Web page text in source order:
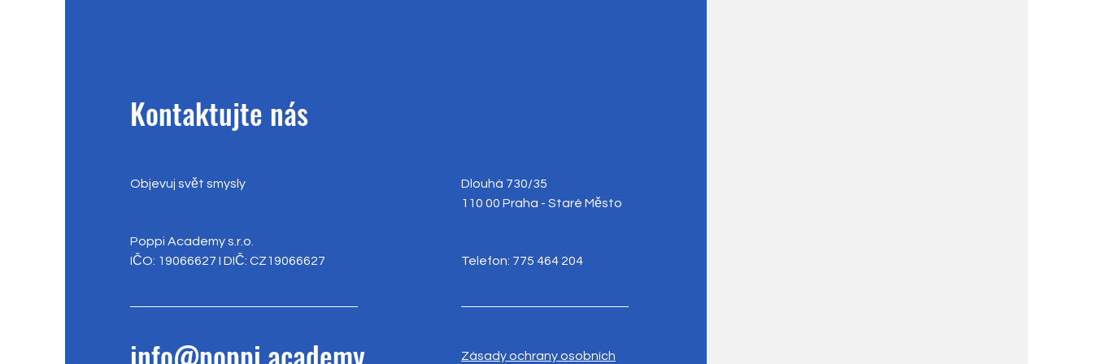
Kontaktujte nás
Objevuj svět smysly
Poppi Academy s.r.o.
IČO: 19066627 I DIČ: CZ19066627
Dlouhá 730/35
110 00 Praha - Staré Město
Telefon: 775 464 204
Zásady ochrany osobních